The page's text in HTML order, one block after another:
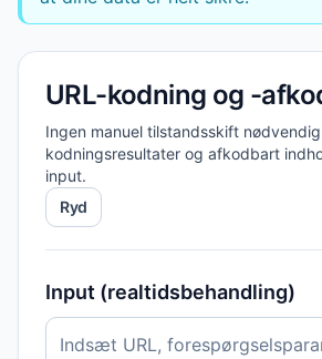
URL-kodning og -
Ingen manuel tilstandsskift
kodningsresultater og afkodbart
input.
Ryd
Input (realtidsbehandling)